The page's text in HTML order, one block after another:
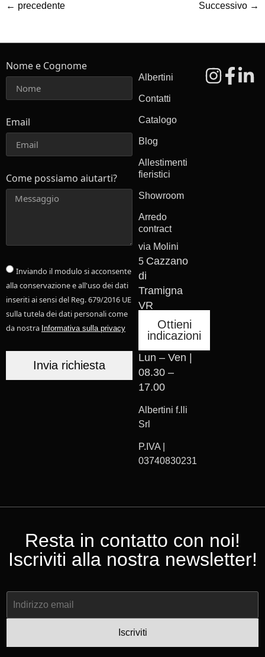
← precedente Successivo →
Nome e Cognome
Email
Come possiamo aiutarti?
Inviando il modulo si acconsente
alla conservazione e all'uso dei dati
inseriti ai sensi del Reg. 679/2016 UE
sulla tutela dei dati personali come
da nostra Informativa sulla privacy
Invia richiesta
Albertini
Contatti
Catalogo
Blog
Allestimenti
fieristici
Showroom
Arredo
contract
via Molini
5 Cazzano
di
Tramigna
VR
Ottieni
indicazioni
Lun – Ven |
08.30 –
17.00
Albertini f.lli
Srl
P.IVA |
03740830231
Resta in contatto con noi!
Iscriviti alla nostra newsletter!